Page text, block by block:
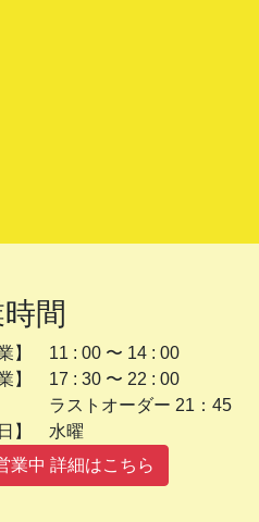
間
業】 11 : 00 〜 14 : 00
業】 17 : 30 〜 22 : 00
トオーダー 21：45
休日】 水曜
業中 詳細はこちら